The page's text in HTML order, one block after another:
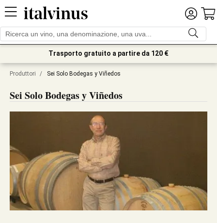
Trasporto gratuito a partire da 120 €
Produttori / Sei Solo Bodegas y Viñedos
Sei Solo Bodegas y Viñedos